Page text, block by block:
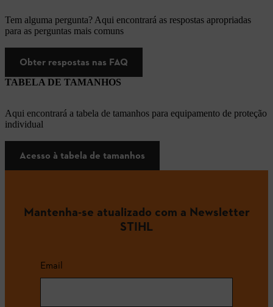
Tem alguma pergunta? Aqui encontrará as respostas apropriadas
para as perguntas mais comuns
Obter respostas nas FAQ
TABELA DE TAMANHOS
Aqui encontrará a tabela de tamanhos para equipamento de proteção
individual
Acesso à tabela de tamanhos
Mantenha-se atualizado com a Newsletter
STIHL
Email